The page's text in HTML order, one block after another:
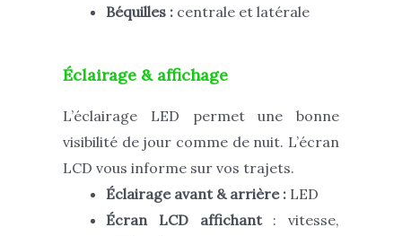
Béquilles : centrale et latérale
Éclairage & affichage
L’éclairage LED permet une bonne
visibilité de jour comme de nuit. L’écran
LCD vous informe sur vos trajets.
Éclairage avant & arrière : LED
Écran LCD
affichant : vitesse,